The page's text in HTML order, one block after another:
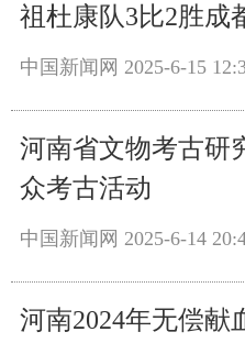
祖杜康队3比2胜成
中国新闻网 2025-6-15
河南省文物考古研
众考古活动
中国新闻网 2025-6-14
河南2024年无偿献